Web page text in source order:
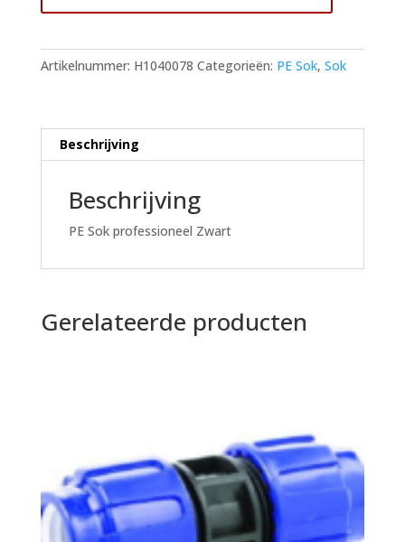
professioneel
aantal
Artikelnummer: H1040078 Categorieën: PE Sok, Sok
Beschrijving
Beschrijving
PE Sok professioneel Zwart
Gerelateerde producten